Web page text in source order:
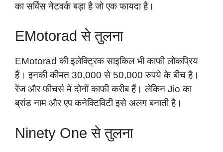
का सर्विस नेटवर्क बड़ा है जो एक फायदा है।
EMotorad से तुलना
EMotorad की इलेक्ट्रिक साइकिल भी काफी लोकप्रिय
हैं। इनकी कीमत 30,000 से 50,000 रुपये के बीच है।
रेंज और फीचर्स में दोनों काफी करीब हैं। लेकिन Jio का
ब्रांड नाम और एप कनेक्टिविटी इसे अलग बनाती है।
Ninety One से तुलना